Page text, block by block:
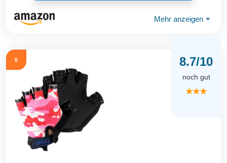
Mehr anzeigen ⏷
6 8.7/10
noch gut
★★★